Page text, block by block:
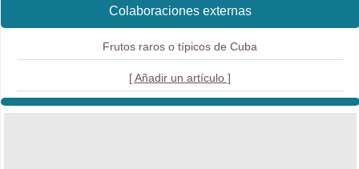
Colaboraciones externas
Frutos raros o típicos de Cuba
[ Añadir un artículo ]